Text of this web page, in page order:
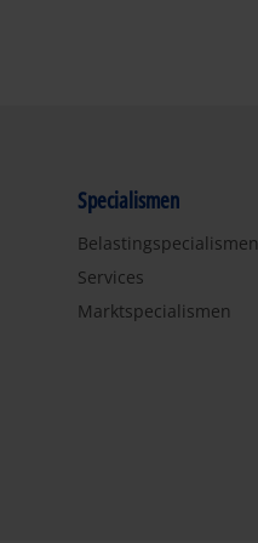
Specialismen
Belastingspecialismen
Services
Marktspecialismen